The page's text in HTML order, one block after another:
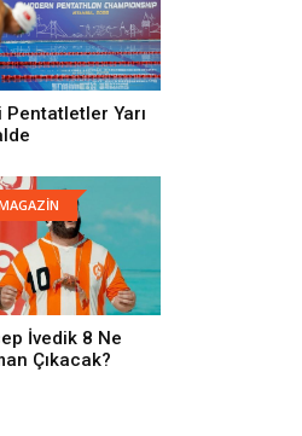
Pentatletler Yarı
İvedik 8 Ne
Çıkacak?